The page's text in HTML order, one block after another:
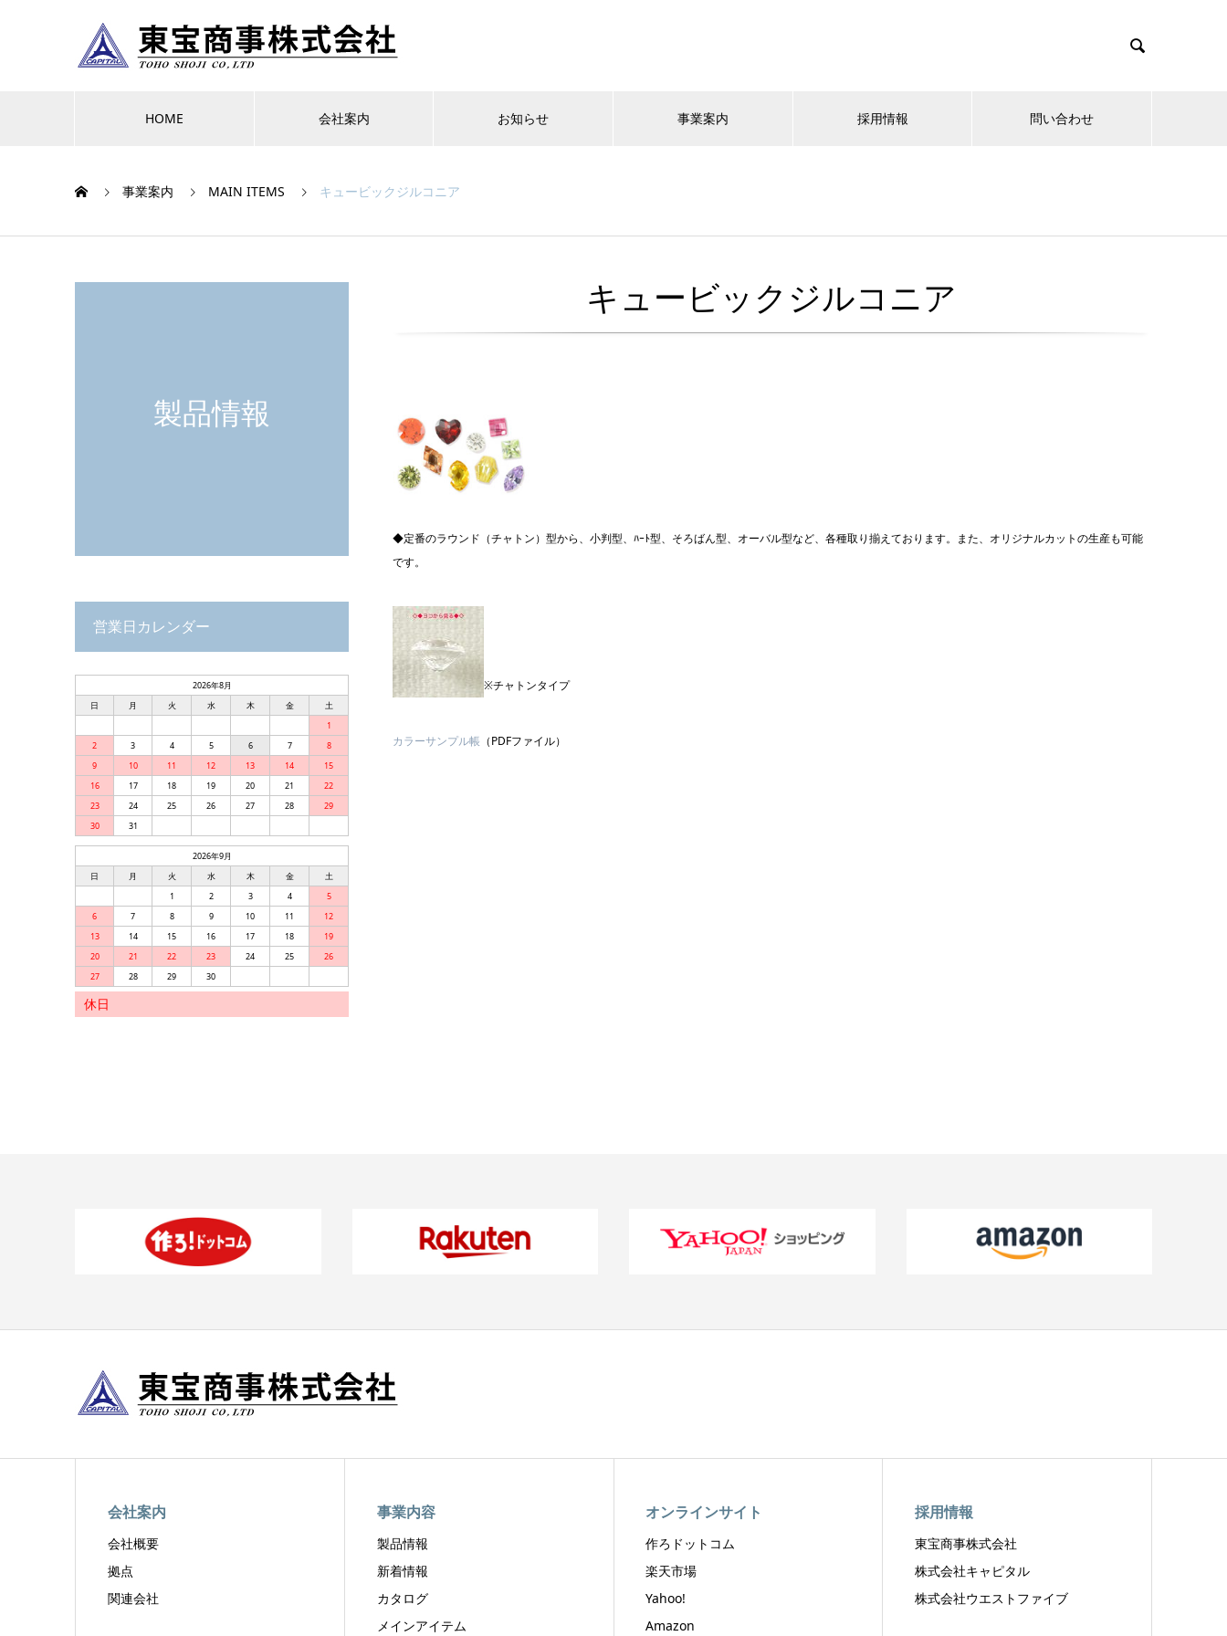

HOME 会社案内 お知らせ 事業案内 採用情報 問い合わせ
事業案内 MAIN ITEMS キュービックジルコニア
製品情報
キュービックジルコニア
◆定番のラウンド（チャトン）型から、小判型、ﾊｰﾄ型、そろばん型、オーバル型など、各種取り揃えております。また、オリジナルカットの生産も可能
です。
※チャトンタイプ
カラーサンプル帳 （PDFファイル）
営業日カレンダー
2026年8月
日
月 火 水 木 金
土
1
2
3 4 5 6 7
8
9
10 11 12 13 14
15
16
17 18 19 20 21
22
23
24 25 26 27 28
29
30
31
2026年9月
日
月 火 水 木 金
土
1
2 3 4
5
6
7 8 9 10 11
12
13
14 15 16 17 18
19
20
21 22 23 24 25
26
27
28 29 30
休日
会社案内
会社概要
拠点
関連会社
事業内容
製品情報
新着情報
カタログ
メインアイテム
オンラインサイト
作ろドットコム
楽天市場
Yahoo!
Amazon
採用情報
東宝商事株式会社
株式会社キャピタル
株式会社ウエストファイブ